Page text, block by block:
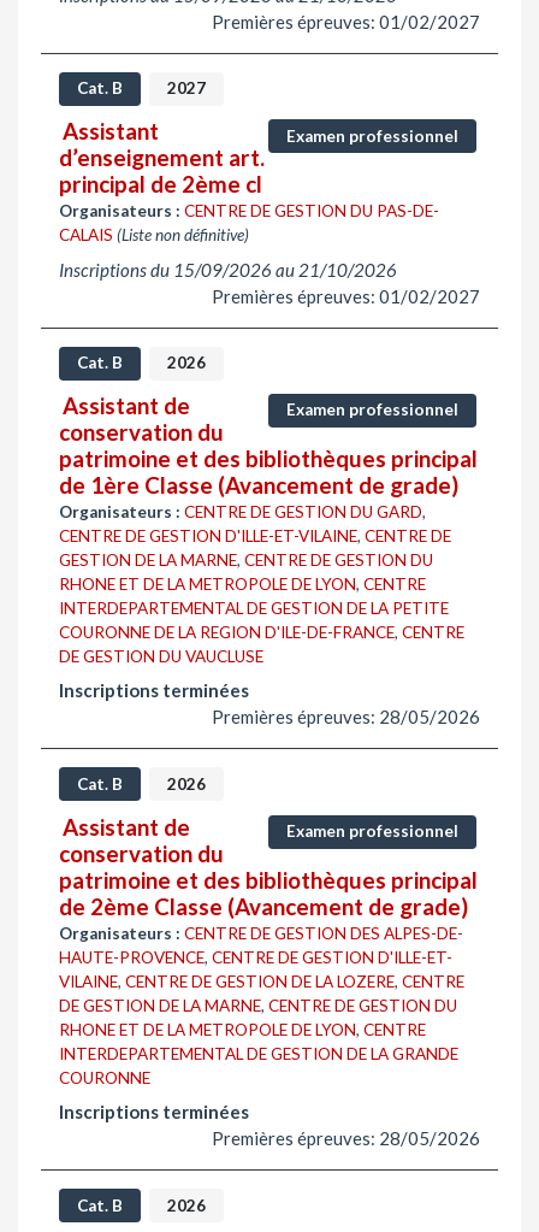
Premières épreuves: 01/02/2027
Cat. B 2027
Examen professionnel
Assistant
d’enseignement art.
principal de 2ème cl
Organisateurs : CENTRE DE GESTION DU PAS-DE-
CALAIS (Liste non définitive)
Inscriptions du 15/09/2026 au 21/10/2026
Premières épreuves: 01/02/2027
Cat. B 2026
Examen professionnel
Assistant de
conservation du
patrimoine et des bibliothèques principal
de 1ère Classe (Avancement de grade)
Organisateurs : CENTRE DE GESTION DU GARD,
CENTRE DE GESTION D'ILLE-ET-VILAINE, CENTRE DE
GESTION DE LA MARNE, CENTRE DE GESTION DU
RHONE ET DE LA METROPOLE DE LYON, CENTRE
INTERDEPARTEMENTAL DE GESTION DE LA PETITE
COURONNE DE LA REGION D'ILE-DE-FRANCE, CENTRE
DE GESTION DU VAUCLUSE
Inscriptions terminées
Premières épreuves: 28/05/2026
Cat. B 2026
Examen professionnel
Assistant de
conservation du
patrimoine et des bibliothèques principal
de 2ème Classe (Avancement de grade)
Organisateurs : CENTRE DE GESTION DES ALPES-DE-
HAUTE-PROVENCE, CENTRE DE GESTION D'ILLE-ET-
VILAINE, CENTRE DE GESTION DE LA LOZERE, CENTRE
DE GESTION DE LA MARNE, CENTRE DE GESTION DU
RHONE ET DE LA METROPOLE DE LYON, CENTRE
INTERDEPARTEMENTAL DE GESTION DE LA GRANDE
COURONNE
Inscriptions terminées
Premières épreuves: 28/05/2026
Cat. B 2026